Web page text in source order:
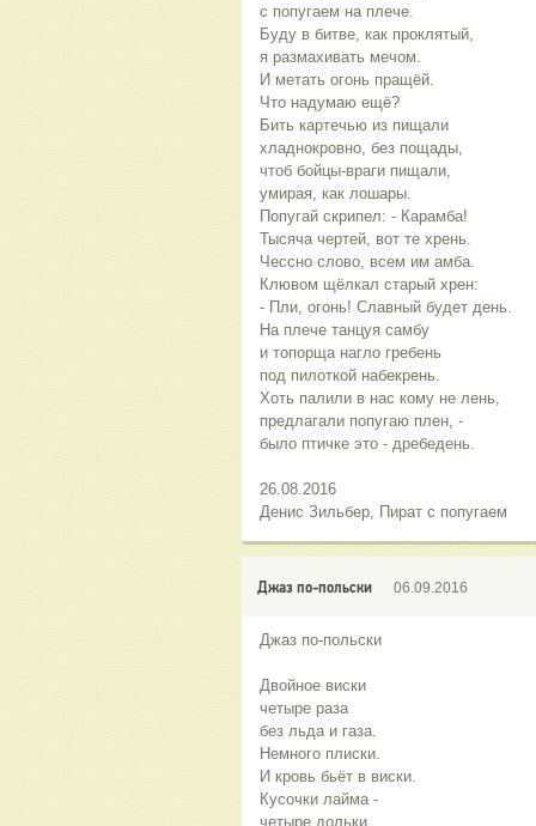
с попугаем на плече.
Буду в битве, как проклятый,
я размахивать мечом.
И метать огонь пращёй.
Что надумаю ещё?
Бить картечью из пищали
хладнокровно, без пощады,
чтоб бойцы-враги пищали,
умирая, как лошары.
Попугай скрипел: - Карамба!
Тысяча чертей, вот те хрень.
Чессно слово, всем им амба.
Клювом щёлкал старый хрен:
- Пли, огонь! Славный будет день.
На плече танцуя самбу
и топорща нагло гребень
под пилоткой набекрень.
Хоть палили в нас кому не лень,
предлагали попугаю плен, -
было птичке это - дребедень.
26.08.2016
Денис Зильбер, Пират с попугаем
Джаз по-польски 06.09.2016
Джаз по-польски
Двойное виски
четыре раза
без льда и газа.
Немного плиски.
И кровь бьёт в виски.
Кусочки лайма -
четыре дольки.